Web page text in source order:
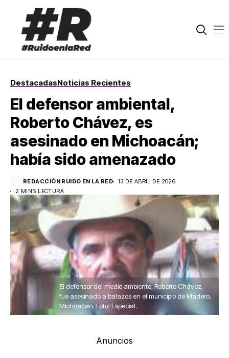
DestacadasNoticias Recientes
El defensor ambiental,
Roberto Chávez, es
asesinado en Michoacán;
había sido amenazado
REDACCIÓN RUIDO EN LA RED
13 DE ABRIL DE 2026
2 MINS LECTURA
El defensor del medio ambiente, Roberto Chávez,
fue asesinado a balazos en el municipio de Madero,
Michoacán. Foto: Especial.
Anuncios